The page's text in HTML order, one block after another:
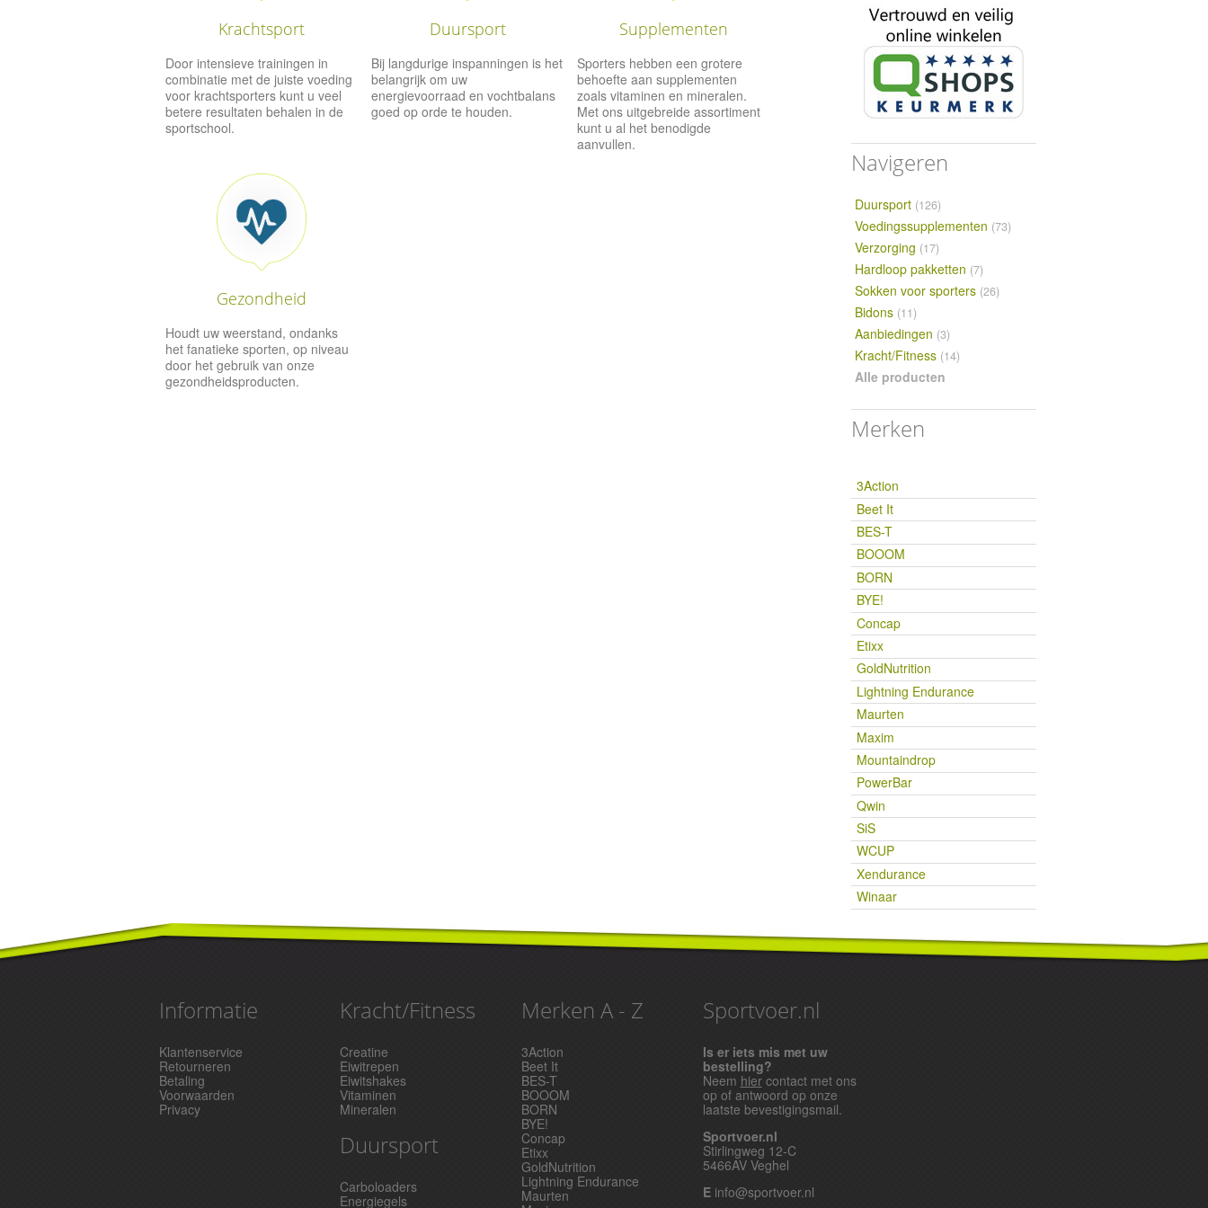
Krachtsport
Door intensieve trainingen in
combinatie met de juiste voeding
voor krachtsporters kunt u veel
betere resultaten behalen in de
sportschool.
Duursport
Bij langdurige inspanningen is het
belangrijk om uw
energievoorraad en vochtbalans
goed op orde te houden.
Supplementen
Sporters hebben een grotere
behoefte aan supplementen
zoals vitaminen en mineralen.
Met ons uitgebreide assortiment
kunt u al het benodigde
aanvullen.
Gezondheid
Houdt uw weerstand, ondanks
het fanatieke sporten, op niveau
door het gebruik van onze
gezondheidsproducten.
Navigeren
Duursport (126)
Voedingssupplementen (73)
Verzorging (17)
Hardloop pakketten (7)
Sokken voor sporters (26)
Bidons (11)
Aanbiedingen (3)
Kracht/Fitness (14)
Alle producten
Merken
3Action
Beet It
BES-T
BOOOM
BORN
BYE!
Concap
Etixx
GoldNutrition
Lightning Endurance
Maurten
Maxim
Mountaindrop
PowerBar
Qwin
SiS
WCUP
Xendurance
Winaar
Informatie
Klantenservice
Retourneren
Betaling
Voorwaarden
Privacy
Kracht/Fitness
Creatine
Eiwitrepen
Eiwitshakes
Vitaminen
Mineralen
Duursport
Carboloaders
Energiegels
Merken A - Z
3Action
Beet It
BES-T
BOOOM
BORN
BYE!
Concap
Etixx
GoldNutrition
Lightning Endurance
Maurten
Sportvoer.nl
Is er iets mis met uw
bestelling?
Neem hiercontact met ons
op of antwoord op onze
laatste bevestigingsmail.
Sportvoer.nl
Stirlingweg 12-C
5466AV Veghel
E info@sportvoer.nl